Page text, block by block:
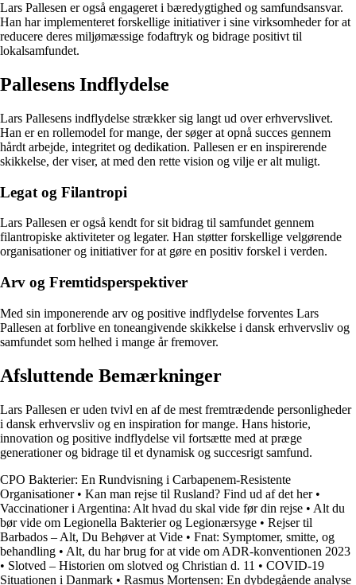
Lars Pallesen er også engageret i bæredygtighed og samfundsansvar.
Han har implementeret forskellige initiativer i sine virksomheder for at
reducere deres miljømæssige fodaftryk og bidrage positivt til
lokalsamfundet.
Pallesens Indflydelse
Lars Pallesens indflydelse strækker sig langt ud over erhvervslivet.
Han er en rollemodel for mange, der søger at opnå succes gennem
hårdt arbejde, integritet og dedikation. Pallesen er en inspirerende
skikkelse, der viser, at med den rette vision og vilje er alt muligt.
Legat og Filantropi
Lars Pallesen er også kendt for sit bidrag til samfundet gennem
filantropiske aktiviteter og legater. Han støtter forskellige velgørende
organisationer og initiativer for at gøre en positiv forskel i verden.
Arv og Fremtidsperspektiver
Med sin imponerende arv og positive indflydelse forventes Lars
Pallesen at forblive en toneangivende skikkelse i dansk erhvervsliv og
samfundet som helhed i mange år fremover.
Afsluttende Bemærkninger
Lars Pallesen er uden tvivl en af de mest fremtrædende personligheder
i dansk erhvervsliv og en inspiration for mange. Hans historie,
innovation og positive indflydelse vil fortsætte med at præge
generationer og bidrage til et dynamisk og succesrigt samfund.
CPO Bakterier: En Rundvisning i Carbapenem-Resistente
Organisationer• Kan man rejse til Rusland? Find ud af det her•
Vaccinationer i Argentina: Alt hvad du skal vide før din rejse • Alt du
bør vide om Legionella Bakterier og Legionærsyge • Rejser til
Barbados – Alt, Du Behøver at Vide • Fnat: Symptomer, smitte, og
behandling • Alt, du har brug for at vide om ADR-konventionen 2023
• Slotved – Historien om slotved og Christian d. 11 • COVID-19
Situationen i Danmark • Rasmus Mortensen: En dybdegående analyse